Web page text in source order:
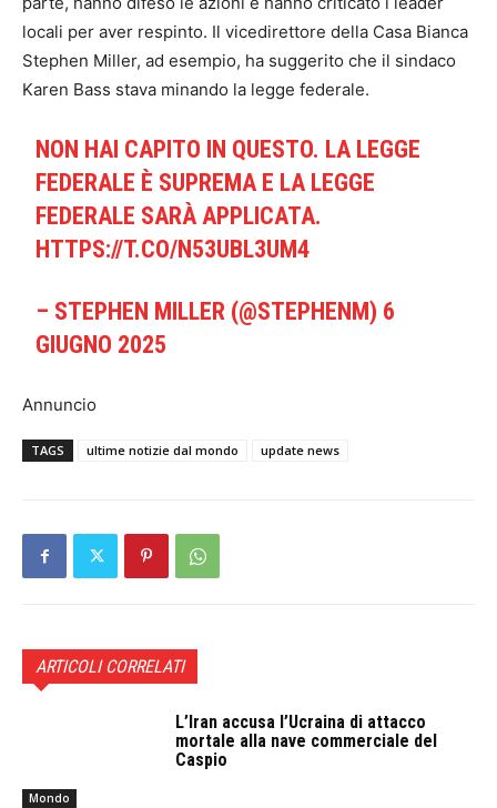
locali per aver respinto. Il vicedirettore della Casa Bianca
Stephen Miller, ad esempio, ha suggerito che il sindaco
Karen Bass stava minando la legge federale.
NON HAI CAPITO IN QUESTO. LA LEGGE
FEDERALE È SUPREMA E LA LEGGE
FEDERALE SARÀ APPLICATA.
HTTPS://T.CO/N53UBL3UM4
– STEPHEN MILLER (@STEPHENM) 6
GIUGNO 2025
Annuncio
TAGS ultime notizie dal mondo update news
ARTICOLI CORRELATI
Mondo
L’Iran accusa l’Ucraina di attacco
mortale alla nave commerciale del
Caspio